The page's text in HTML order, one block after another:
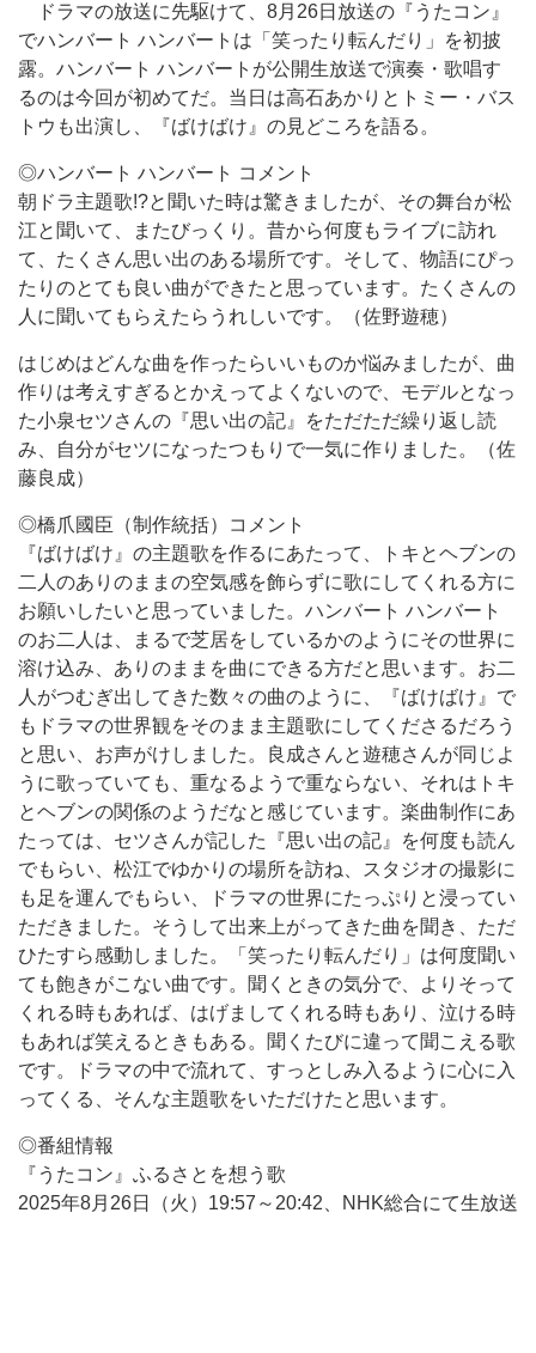
ドラマの放送に先駆けて、8月26日放送の『うたコン』
でハンバート ハンバートは「笑ったり転んだり」を初披
露。ハンバート ハンバートが公開生放送で演奏・歌唱す
るのは今回が初めてだ。当日は高石あかりとトミー・バス
トウも出演し、『ばけばけ』の見どころを語る。
◎ハンバート ハンバート コメント
朝ドラ主題歌!?と聞いた時は驚きましたが、その舞台が松
江と聞いて、またびっくり。昔から何度もライブに訪れ
て、たくさん思い出のある場所です。そして、物語にぴっ
たりのとても良い曲ができたと思っています。たくさんの
人に聞いてもらえたらうれしいです。（佐野遊穂）
はじめはどんな曲を作ったらいいものか悩みましたが、曲
作りは考えすぎるとかえってよくないので、モデルとなっ
た小泉セツさんの『思い出の記』をただただ繰り返し読
み、自分がセツになったつもりで一気に作りました。（佐
藤良成）
◎橋爪國臣（制作統括）コメント
『ばけばけ』の主題歌を作るにあたって、トキとヘブンの
二人のありのままの空気感を飾らずに歌にしてくれる方に
お願いしたいと思っていました。ハンバート ハンバート
のお二人は、まるで芝居をしているかのようにその世界に
溶け込み、ありのままを曲にできる方だと思います。お二
人がつむぎ出してきた数々の曲のように、『ばけばけ』で
もドラマの世界観をそのまま主題歌にしてくださるだろう
と思い、お声がけしました。良成さんと遊穂さんが同じよ
うに歌っていても、重なるようで重ならない、それはトキ
とヘブンの関係のようだなと感じています。楽曲制作にあ
たっては、セツさんが記した『思い出の記』を何度も読ん
でもらい、松江でゆかりの場所を訪ね、スタジオの撮影に
も足を運んでもらい、ドラマの世界にたっぷりと浸ってい
ただきました。そうして出来上がってきた曲を聞き、ただ
ひたすら感動しました。「笑ったり転んだり」は何度聞い
ても飽きがこない曲です。聞くときの気分で、よりそって
くれる時もあれば、はげましてくれる時もあり、泣ける時
もあれば笑えるときもある。聞くたびに違って聞こえる歌
です。ドラマの中で流れて、すっとしみ入るように心に入
ってくる、そんな主題歌をいただけたと思います。
◎番組情報
『うたコン』ふるさとを想う歌
2025年8月26日（火）19:57～20:42、NHK総合にて生放送